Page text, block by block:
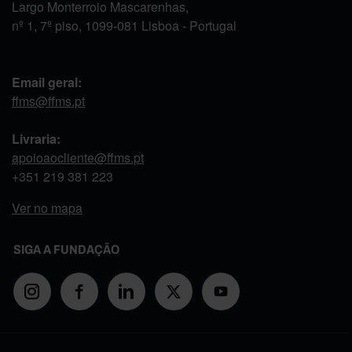
Largo Monterroio Mascarenhas,
nº 1, 7º piso, 1099-081 Lisboa - Portugal
Email geral:
ffms@ffms.pt
Livraria:
apoioaocliente@ffms.pt
+351 219 381 223
Ver no mapa
SIGA A FUNDAÇÃO